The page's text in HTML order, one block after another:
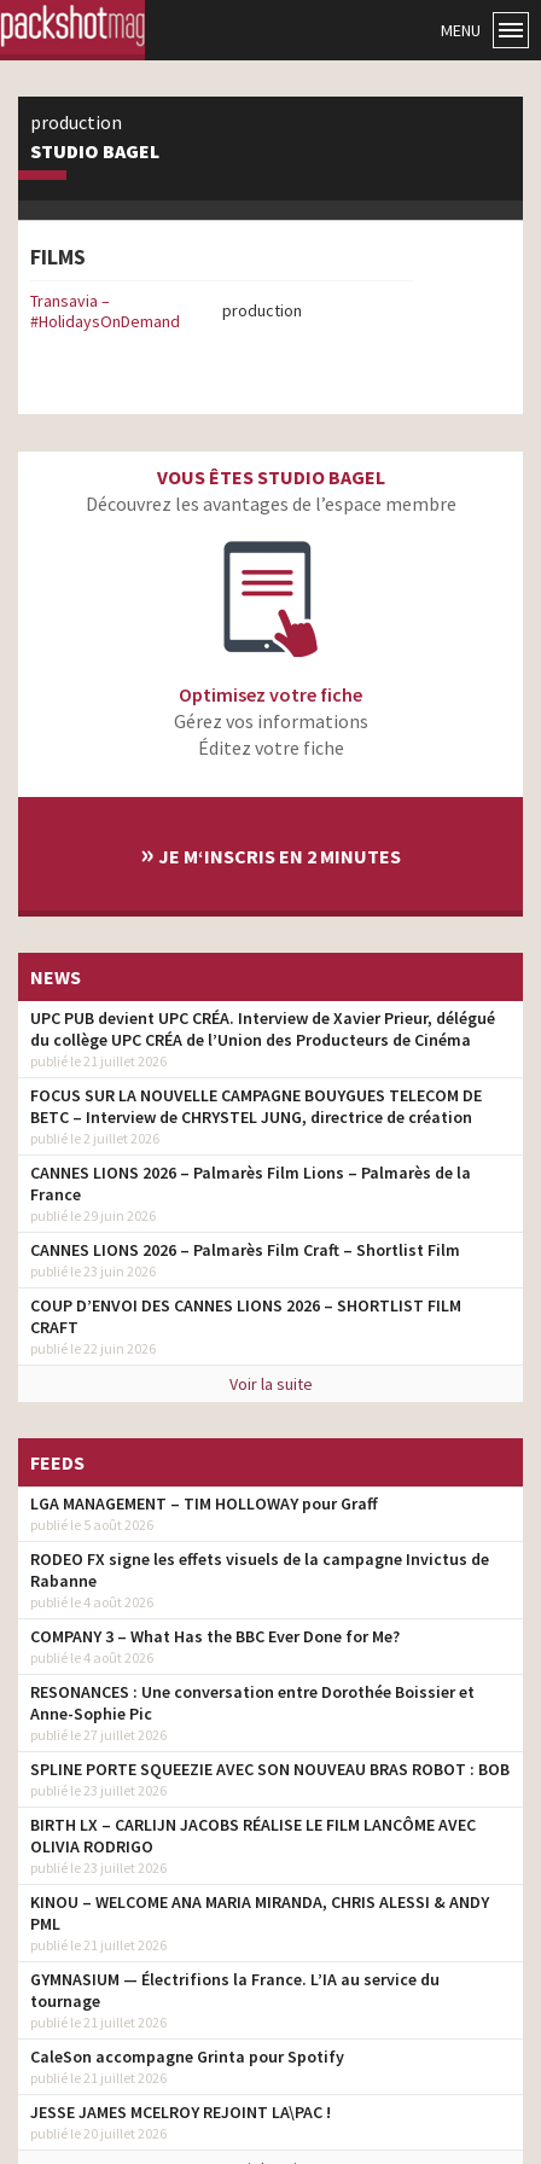
MENU
production
STUDIO BAGEL
FILMS
Transavia –
#HolidaysOnDemand
production
VOUS ÊTES STUDIO BAGEL
Découvrez les avantages de l’espace membre
Optimisez votre fiche
Gérez vos informations
Éditez votre fiche
» JE M‘INSCRIS EN 2 MINUTES
NEWS
UPC PUB devient UPC CRÉA. Interview de Xavier Prieur, délégué
du collège UPC CRÉA de l’Union des Producteurs de Cinéma
publié le 21 juillet 2026
FOCUS SUR LA NOUVELLE CAMPAGNE BOUYGUES TELECOM DE
BETC – Interview de CHRYSTEL JUNG, directrice de création
publié le 2 juillet 2026
CANNES LIONS 2026 – Palmarès Film Lions – Palmarès de la
France
publié le 29 juin 2026
CANNES LIONS 2026 – Palmarès Film Craft – Shortlist Film
publié le 23 juin 2026
COUP D’ENVOI DES CANNES LIONS 2026 – SHORTLIST FILM
CRAFT
publié le 22 juin 2026
Voir la suite
FEEDS
LGA MANAGEMENT – TIM HOLLOWAY pour Graff
publié le 5 août 2026
RODEO FX signe les effets visuels de la campagne Invictus de
Rabanne
publié le 4 août 2026
COMPANY 3 – What Has the BBC Ever Done for Me?
publié le 4 août 2026
RESONANCES : Une conversation entre Dorothée Boissier et
Anne-Sophie Pic
publié le 27 juillet 2026
SPLINE PORTE SQUEEZIE AVEC SON NOUVEAU BRAS ROBOT : BOB
publié le 23 juillet 2026
BIRTH LX – CARLIJN JACOBS RÉALISE LE FILM LANCÔME AVEC
OLIVIA RODRIGO
publié le 23 juillet 2026
KINOU – WELCOME ANA MARIA MIRANDA, CHRIS ALESSI & ANDY
PML
publié le 21 juillet 2026
GYMNASIUM — Électrifions la France. L’IA au service du
tournage
publié le 21 juillet 2026
CaleSon accompagne Grinta pour Spotify
publié le 21 juillet 2026
JESSE JAMES MCELROY REJOINT LA\PAC !
publié le 20 juillet 2026